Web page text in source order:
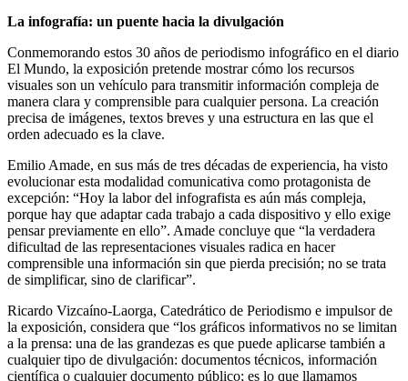
La infografía: un puente hacia la divulgación
Conmemorando estos 30 años de periodismo infográfico en el diario
El Mundo, la exposición pretende mostrar cómo los recursos
visuales son un vehículo para transmitir información compleja de
manera clara y comprensible para cualquier persona. La creación
precisa de imágenes, textos breves y una estructura en las que el
orden adecuado es la clave.
Emilio Amade, en sus más de tres décadas de experiencia, ha visto
evolucionar esta modalidad comunicativa como protagonista de
excepción: “Hoy la labor del infografista es aún más compleja,
porque hay que adaptar cada trabajo a cada dispositivo y ello exige
pensar previamente en ello”. Amade concluye que “la verdadera
dificultad de las representaciones visuales radica en hacer
comprensible una información sin que pierda precisión; no se trata
de simplificar, sino de clarificar”.
Ricardo Vizcaíno-Laorga, Catedrático de Periodismo e impulsor de
la exposición, considera que “los gráficos informativos no se limitan
a la prensa: una de las grandezas es que puede aplicarse también a
cualquier tipo de divulgación: documentos técnicos, información
científica o cualquier documento público; es lo que llamamos